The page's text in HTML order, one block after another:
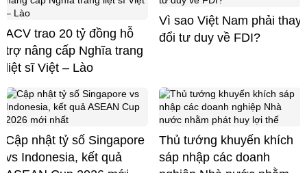
ACV trao 20 tỷ đồng hỗ
trợ nâng cấp Nghĩa trang
liệt sĩ Việt – Lào
Vì sao Việt Nam phải thay
đổi tư duy về FDI?
Cập nhật tỷ số Singapore
vs Indonesia, kết quả
Thủ tướng khuyến khích
sáp nhập các doanh